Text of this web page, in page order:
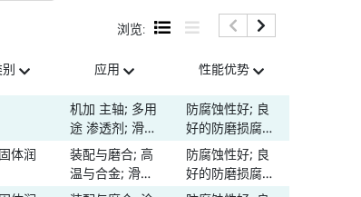
浏览:
应用 性能优势
机加 主轴; 多用
途 渗透剂; 滑动
轴承、衬套和套
筒; 传动丝杠;
滚动轴承; 滑轨
防腐蚀性好; 良
好的防磨损腐蚀
性; 良好的抗氧
化性; 耐水性好;
高承载能力; 高
装配与磨合; 高
温与合金; 滑轨
和轨道; 螺纹连
防腐蚀性好; 良
好的防磨损腐蚀
性; 高承载能力;